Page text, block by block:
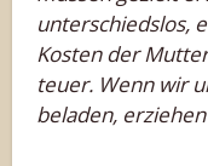
unterschiedslos,
Kosten der
teuer. Wenn wir
beladen,